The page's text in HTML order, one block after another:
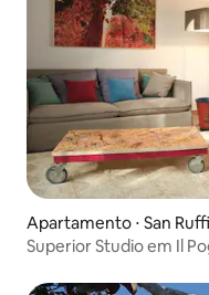
Apartamento ⋅ San
Superior Studio em Il